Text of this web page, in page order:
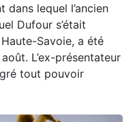
dans lequel l’ancien
Dufour s’était
Savoie, a été
L’ex-présentateur
tout pouvoir